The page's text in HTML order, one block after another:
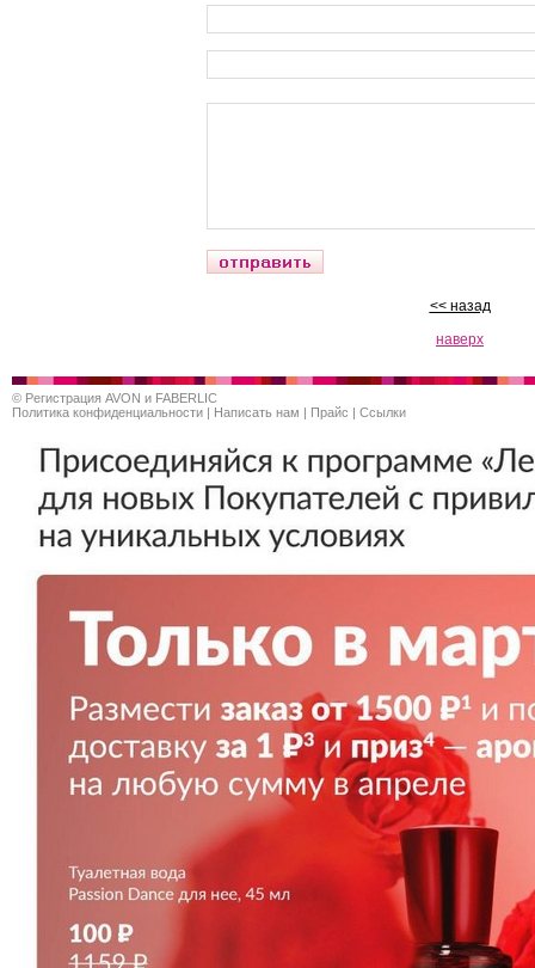
<< назад
наверх
© Регистрация AVON и FABERLIC
Политика конфиденциальности | Написать нам | Прайс | Ссылки